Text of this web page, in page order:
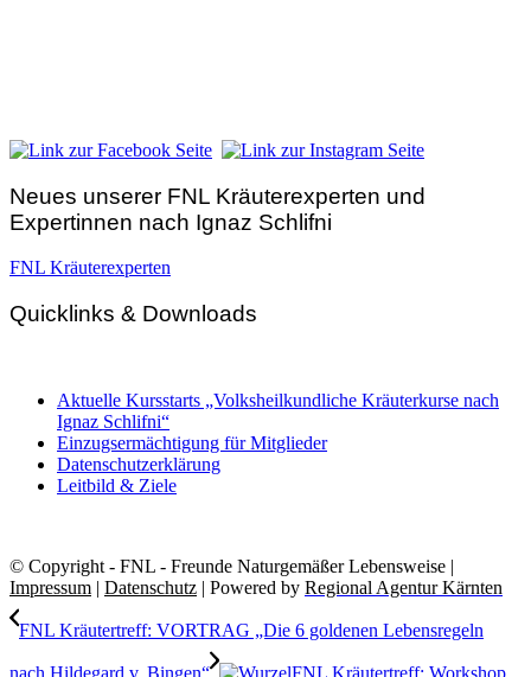
Neues unserer FNL Kräuterexperten und
Expertinnen nach Ignaz Schlifni
FNL Kräuterexperten
Quicklinks & Downloads
Aktuelle Kursstarts „Volksheilkundliche Kräuterkurse nach
Ignaz Schlifni“
Einzugsermächtigung für Mitglieder
Datenschutzerklärung
Leitbild & Ziele
© Copyright - FNL - Freunde Naturgemäßer Lebensweise |
Impressum | Datenschutz | Powered by Regional Agentur Kärnten
FNL Kräutertreff: VORTRAG „Die 6 goldenen Lebensregeln
nach Hildegard v. Bingen“ FNL Kräutertreff: Workshop